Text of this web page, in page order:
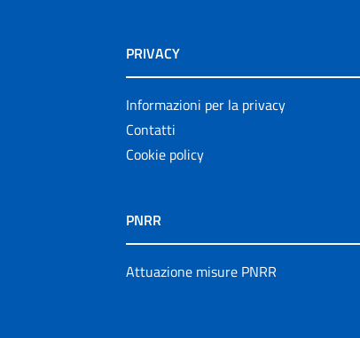
PRIVACY
Informazioni per la privacy
Contatti
Cookie policy
PNRR
Attuazione misure PNRR